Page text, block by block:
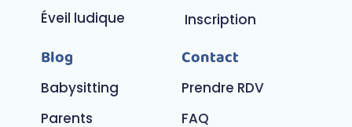
Éveil ludique
Inscription
Blog
Babysitting
Parents
Contact
Prendre RDV
FAQ